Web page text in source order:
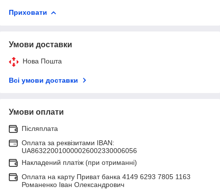
Приховати
Умови доставки
Нова Пошта
Всі умови доставки
Умови оплати
Післяплата
Оплата за реквізитами IBAN:
UA863220010000026002330006056
Накладений платіж (при отриманні)
Оплата на карту Приват банка 4149 6293 7805 1163
Романенко Іван Олександрович